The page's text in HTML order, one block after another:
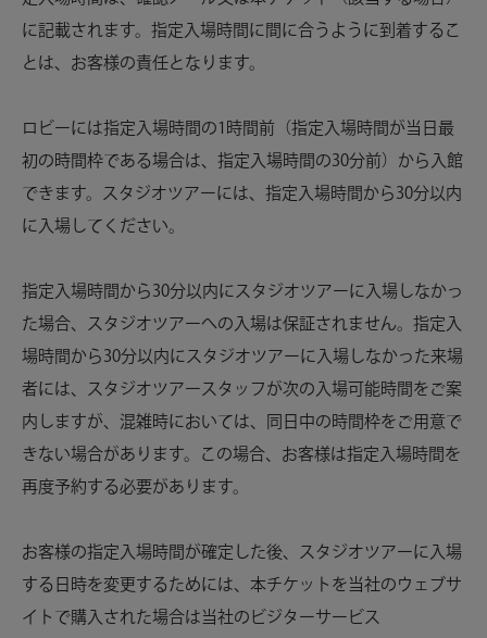
に記載されます。指定入場時間に間に合うように到着するこ
とは、お客様の責任となります。
ロビーには指定入場時間の1時間前（指定入場時間が当日最
初の時間枠である場合は、指定入場時間の30分前）から入館
できます。スタジオツアーには、指定入場時間から30分以内
に入場してください。
指定入場時間から30分以内にスタジオツアーに入場しなかっ
た場合、スタジオツアーへの入場は保証されません。指定入
場時間から30分以内にスタジオツアーに入場しなかった来場
者には、スタジオツアースタッフが次の入場可能時間をご案
内しますが、混雑時においては、同日中の時間枠をご用意で
きない場合があります。この場合、お客様は指定入場時間を
再度予約する必要があります。
お客様の指定入場時間が確定した後、スタジオツアーに入場
する日時を変更するためには、本チケットを当社のウェブサ
イトで購入された場合は当社のビジターサービス